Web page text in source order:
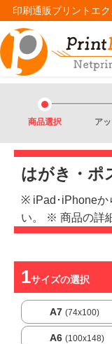
印刷通販プリントエ
商品選択 ア
はがき・ポ
※ iPad･iPhoneか
い。 ※ 商品の詳
サイズの選択
A7 (74x100)
A6 (100x148)